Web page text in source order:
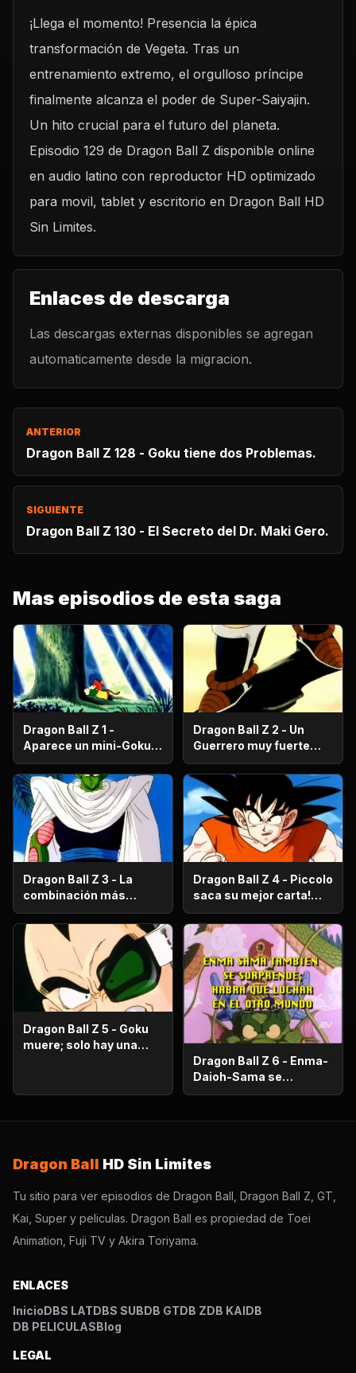
¡Llega el momento! Presencia la épica
transformación de Vegeta. Tras un
entrenamiento extremo, el orgulloso príncipe
finalmente alcanza el poder de Super-Saiyajin.
Un hito crucial para el futuro del planeta.
Episodio 129 de Dragon Ball Z disponible online
en audio latino con reproductor HD optimizado
para movil, tablet y escritorio en Dragon Ball HD
Sin Limites.
Enlaces de descarga
Las descargas externas disponibles se agregan
automaticamente desde la migracion.
ANTERIOR
Dragon Ball Z 128 - Goku tiene dos Problemas.
SIGUIENTE
Dragon Ball Z 130 - El Secreto del Dr. Maki Gero.
Mas episodios de esta saga
Dragon Ball Z 1 -
Aparece un mini-Goku,
su nombre es Gohan.
Dragon Ball Z 2 - Un
Guerrero muy fuerte
con antecedentes
históricos; se trata del
hermano mayor de
Goku.
Dragon Ball Z 3 - La
combinación más
fuerte de este Mundo.
Dragon Ball Z 4 - Piccolo
saca su mejor carta!
Gohan, un niño llorón.
Dragon Ball Z 5 - Goku
muere; solo hay una
Dragon Ball Z 6 - Enma-
Daioh-Sama se
sorprende. Habrá que
mundo?
Dragon Ball HD Sin Limites
Tu sitio para ver episodios de Dragon Ball, Dragon Ball Z, GT,
Kai, Super y peliculas. Dragon Ball es propiedad de Toei
Animation, Fuji TV y Akira Toriyama.
ENLACES
InicioDBS LATDBS SUBDB GTDB ZDB KAIDB
DB PELICULASBlog
LEGAL